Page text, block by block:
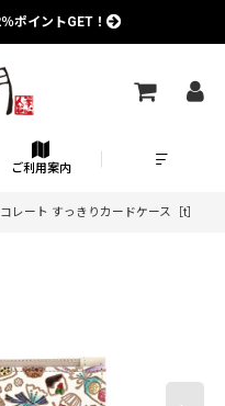
ポイントGET！
ご利用案内
レート すっきりカードケース［t］